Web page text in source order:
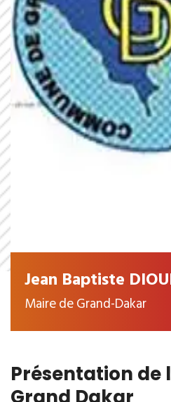
Jean Baptiste
Maire de Grand-Dakar
Présentation de